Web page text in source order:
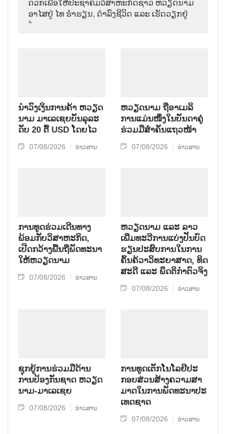
ດວກ​ເພື່ອ​ໃຫ້​ປະ​ຊາ​ຄົມ​ວ​ິ​ສາ​ຫະ​ກິດ​ຊາວ ຫວຽດ​ນາມ
ອາ​ໄສ​ຢູ່ ໄທ ຮ່ຳ​ຮຽນ, ດຳ​ລົງ​ຊີ​ວິດ ແລະ ເຮັດ​ວຽກ​ຢູ່​
ໄທ.
ນຳ​ວົງ​ເງິນ​ການ​ຄ້າ ຫວຽດ​
ນາມ ມາ​ເລ​ເຊຍ​ບັນ​ລຸ​ລະ​
ດັບ 20 ຕື້ USD ໂດຍ​ໄວ
07/08/2026 ຂ່າວສານ
ຫ​ວຽດ​ນາມ ຖື​ອາ​ເມ​ລິ​
ການ​ແມ່ນ​ໜຶ່ງ​ໃນ​ບັນ​ດາ​ຄູ່​
ຮ່ວມ​ມື​ສຳ​ຄັນ​ແຖວ​ໜ້າ
07/08/2026 ຂ່າວສານ
ການ​ທູດ​ຮ່ວມ​ເດີນ​ທາງ​
ພ້ອມກັບ​ວິ​ສາ​ຫະ​ກ​ິດ,
ເປີດກວ້າງ​ພື້ນ​ຖີ່​ພັດ​ທະ​ນາ​
ໃຫ້​ຫວຽດ​ນາມ
07/08/2026 ຂ່າວສານ
ຫວຽດ​ນາມ ແລະ ລາວ​
ເພີ່ມ​ທະ​ວີ​ການ​ແບ່​ງ​ປັນ​ບົດ​
ຮຽນ​ປະ​ສົບ​ການ​ໃນ​ການ​
ຄົ້ນ​ຄ້​ວາ​ວິ​ທະ​ຍາ​ສາດ, ທິດ​
ສະ​ດີ ແລະ ພຶດ​ຕິ​ກຳຕົວ​ຈິງ
07/08/2026 ຂ່າວສານ
ຊຸກ​ຍູ້​ການ​ຮ່ວມ​ມື​ດ້ານ​
ການ​ປ້ອງ​ກັນ​ຊາດ ຫວຽດ​
ນາມ-ມາ​ເລ​ເຊຍ
07/08/2026 ຂ່າວສານ
ການ​ທູດ​ເຕັກ​ໂນ​ໂລ​ຢີ​ປະ​
ກອບ​ສ່ວນ​ສ້າງ​ຄວາມ​ສາ​
ມາດ​ໃນ​ການ​ພັດ​ທະ​ນາ​ປະ​
ເທດ​ຊາດ
07/08/2026 ຂ່າວສານ